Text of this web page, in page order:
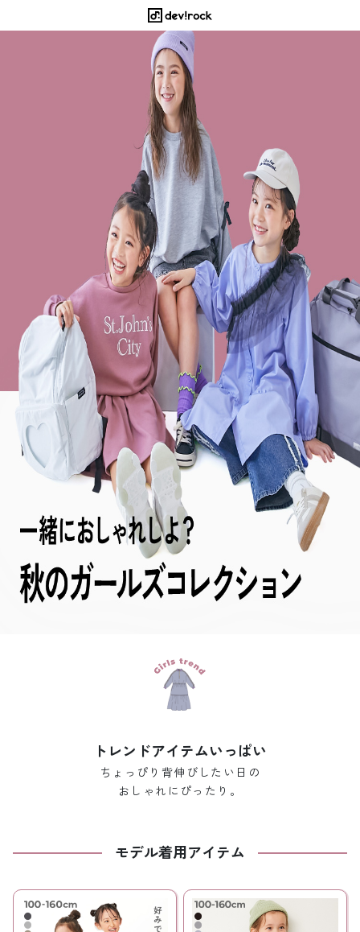
トレンドアイテムいっぱい
ちょっぴり背伸びしたい日の
おしゃれにぴったり。
モデル着用アイテム